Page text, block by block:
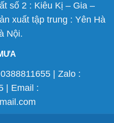
số 2 : Kiêu Kị – Gia –
xuất tập trung : Yên Hà
Nội.
| Zalo :
| Email :